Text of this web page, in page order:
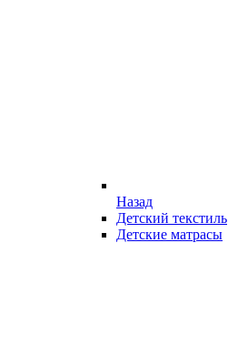
Назад
Детский текстиль
Детские матрасы